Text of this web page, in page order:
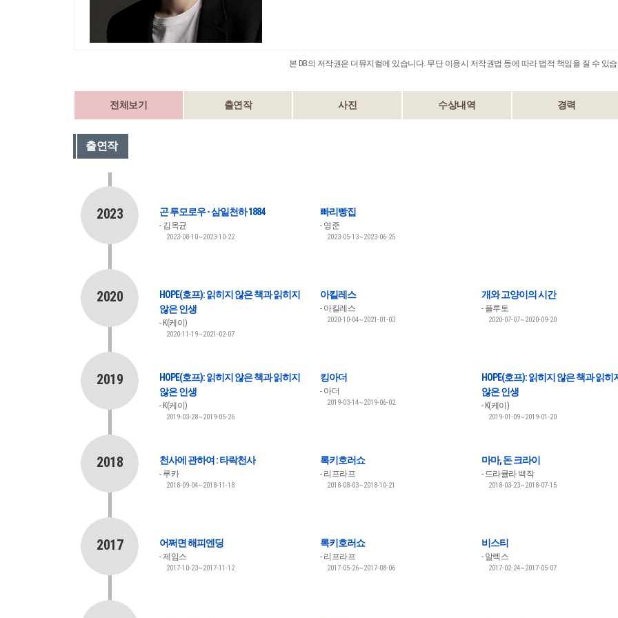
본 DB의 저작권은 더뮤지컬에 있습니다. 무단 이용시 저작권법 등에 따라 법적 책임을 질 수 있습
전체보기 출연작 사진 수상내역 경력
출연작
2023 곤 투모로우 - 삼일천하 1884
김옥균
2023-08-10~2023-10-22
빠리빵집
영준
2023-05-13~2023-06-25
2020
HOPE(호프): 읽히지 않은 책과 읽히지
않은 인생
K(케이)
2020-11-19~2021-02-07
아킬레스
아킬레스
2020-10-04~2021-01-03
개와 고양이의 시간
플루토
2020-07-07~2020-09-20
2019
HOPE(호프): 읽히지 않은 책과 읽히지
않은 인생
K(케이)
2019-03-28~2019-05-26
킹아더
아더
2019-03-14~2019-06-02
HOPE(호프): 읽히지 않은 책과 읽히
않은 인생
K(케이)
2019-01-09~2019-01-20
2018 천사에 관하여 : 타락천사
루카
2018-09-04~2018-11-18
록키호러쇼
리프라프
2018-08-03~2018-10-21
마마, 돈 크라이
드라큘라 백작
2018-03-23~2018-07-15
2017 어쩌면 해피엔딩
제임스
2017-10-23~2017-11-12
록키호러쇼
리프라프
2017-05-26~2017-08-06
비스티
알렉스
2017-02-24~2017-05-07